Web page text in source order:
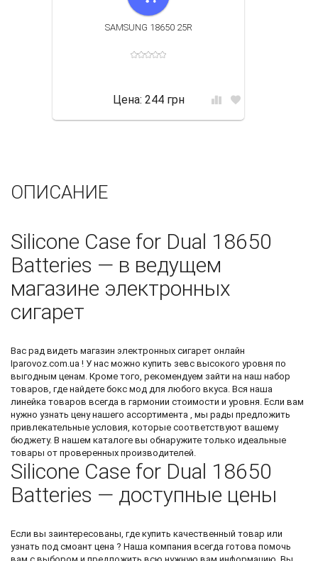
SAMSUNG 18650 25R
Цена: 244 грн
ОПИСАНИЕ
Silicone Case for Dual 18650
Batteries — в ведущем
магазине электронных
сигарет
Вас рад видеть магазин электронных сигарет онлайн
Iparovoz.com.ua ! У нас можно купить зевс высокого уровня по
выгодным ценам. Кроме того, рекомендуем зайти на наш набор
товаров, где найдете бокс мод для любого вкуса. Вся наша
линейка товаров всегда в гармонии стоимости и уровня. Если вам
нужно узнать цену нашего ассортимента , мы рады предложить
привлекательные условия, которые соответствуют вашему
бюджету. В нашем каталоге вы обнаружите только идеальные
товары от проверенных производителей.
Silicone Case for Dual 18650
Batteries — доступные цены
Если вы заинтересованы, где купить качественный товар или
узнать под смоант цена ? Наша компания всегда готова помочь